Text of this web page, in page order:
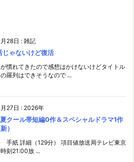
28日 : 雑記
じゃないけど復活
慣れてきたので感想はかけないけどタイトル
羅列はできそうなので ...
27日 : 2026年
クール帯短編0作＆スペシャルドラマ1作
）
手紙 詳細（129分） 項目値放送局テレビ東京
刻21:00放 ...